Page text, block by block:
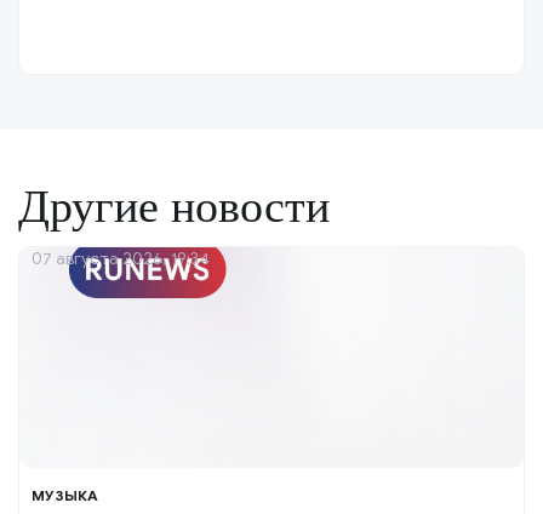
Другие новости
МУЗЫКА
07 августа 2026, 19:34